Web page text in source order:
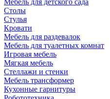
Мебель для детского сада
Столы
Cтулья
Кровати
Мебель для раздевалок
Мебель для туалетных комнат
Игровая мебель
Мягкая мебель
Стеллажи и стенки
Мебель трансформер
Кухонные гарнитуры